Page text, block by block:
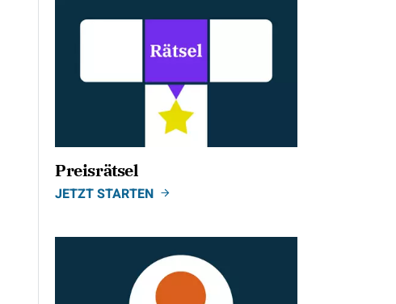
Preisrätsel
JETZT STARTEN